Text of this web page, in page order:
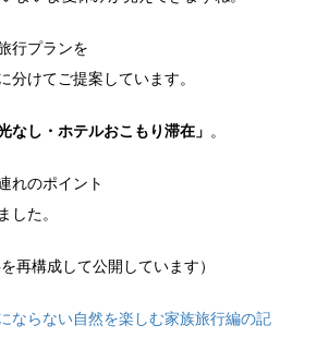
行プランを
分けてご提案しています。
なし・ホテルおこもり滞在」 。
れのポイント
した。
再構成して公開しています）
ならない自然を楽しむ家族旅行編の記